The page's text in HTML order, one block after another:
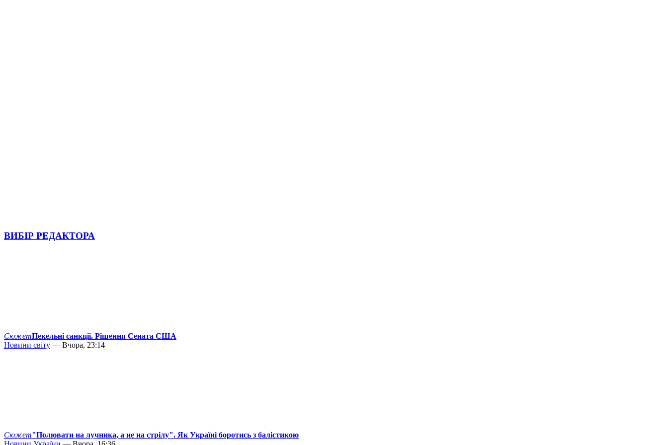
ВИБІР РЕДАКТОРА
СюжетПекельні санкції. Рішення Сената США
Новини світу — Вчора, 23:14
Сюжет"Полювати на лучника, а не на стрілу". Як Україні боротись з балістикою